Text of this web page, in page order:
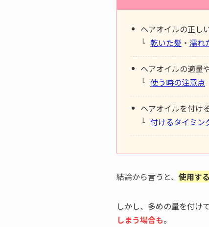
ヘアオイルの正し
乾いた髪 ・ 濡れ
ヘアオイルの適量
使う時の注意点
ヘアオイルを付け
付けるタイミン
結論から言うと、 使用す
しかし、多めの量を付け
しまう場合も。